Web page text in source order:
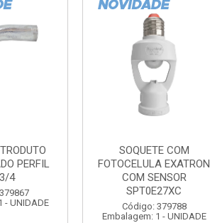
COM
EXATRON
BARRA ROSCADA
ZINCADA (D) 5/16”X1MT
NC MULTIBARRAS
Código: 379806
Embalagem: 20 - UNIDADE